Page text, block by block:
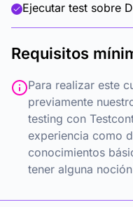
Ejecutar test sobre
Requisitos
Para realizar este
previamente
testing con
experiencia como
conocimientos
tener alguna